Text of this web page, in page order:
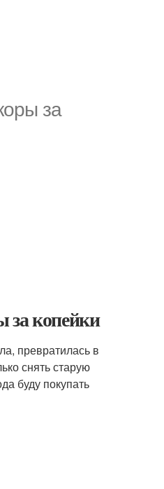
за
за копейки
превратилась в
снять старую
буду покупать